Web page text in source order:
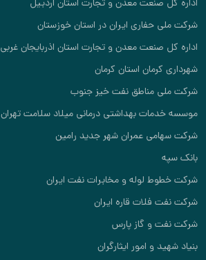
اداره کل صنعت معدن و تجارت استان اردبیل
شرکت ملی حفاری ایران در استان خوزستان
اداره کل صنعت معدن و تجارت استان اذربایجان غربی
شهرداری کرمان استان کرمان
شرکت ملی مناطق نفت خیز جنوب
موسسه خدمات بهداشتی درمانی میلاد سلامت تهران
شرکت سهامی عمران شهر جدید رامین
بانک سپه
شرکت خطوط لوله و مخابرات نفت ایران
شرکت نفت فلات قاره ایران
شرکت نفت و گاز پارس
بنیاد شهید و امور ایثارگران